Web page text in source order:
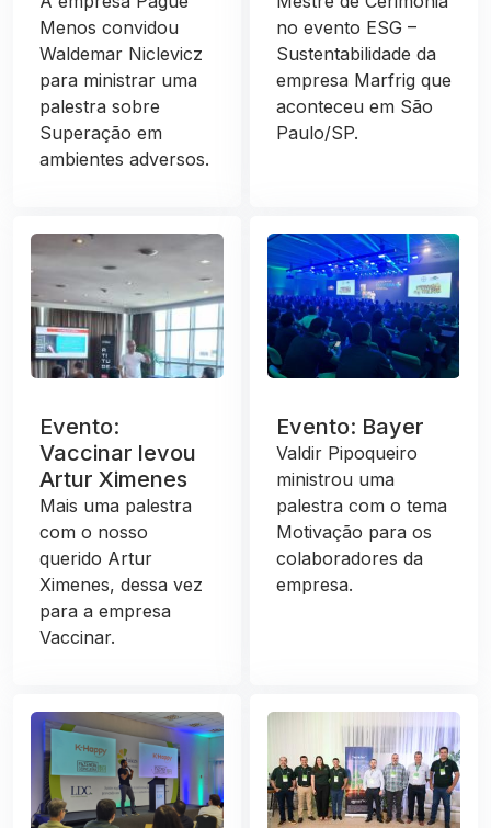
Menos convidou
Waldemar Niclevicz
para ministrar uma
palestra sobre
Superação em
ambientes adversos.
no evento ESG –
Sustentabilidade da
empresa Marfrig que
aconteceu em São
Paulo/SP.
Evento:
Vaccinar levou
Artur Ximenes
Mais uma palestra
com o nosso
querido Artur
Ximenes, dessa vez
para a empresa
Vaccinar.
Evento: Bayer
Valdir Pipoqueiro
ministrou uma
palestra com o tema
Motivação para os
colaboradores da
empresa.